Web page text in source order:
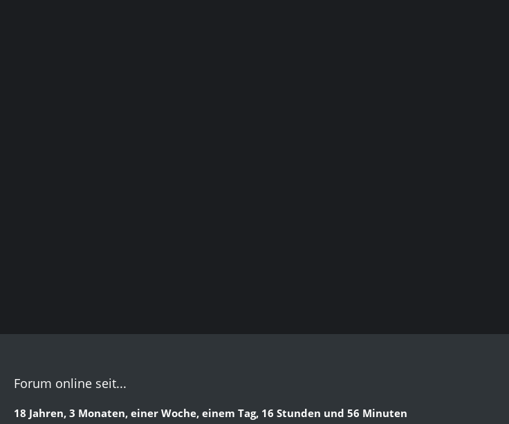
Forum online seit...
18 Jahren, 3 Monaten, einer Woche, einem Tag, 16 Stunden und 56 Minuten